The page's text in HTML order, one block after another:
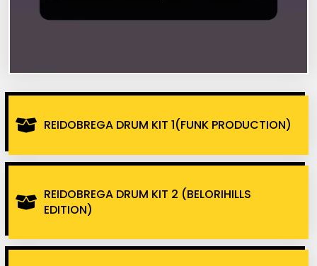
REIDOBREGA DRUM KIT 1(FUNK PRODUCTION)
REIDOBREGA DRUM KIT 2 (BELORIHILLS
EDITION)